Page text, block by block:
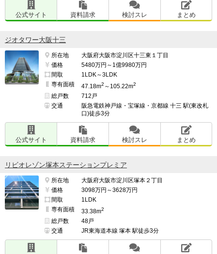
公式サイト 資料請求 検討スレ まとめ
ジオタワー大阪十三
所在地
大阪府大阪市淀川区十三東１丁目
価格
5480万円～1億9980万円
間取
1LDK～3LDK
専有面積
47.18m2 ～105.22m2
総戸数
712戸
交通
阪急電鉄神戸線・宝塚線・京都線 十三 駅(東改札
口)徒歩3分
公式サイト 資料請求 検討スレ まとめ
リビオレゾン塚本ステーションプレミア
所在地
大阪府大阪市淀川区塚本２丁目
価格
3098万円～3628万円
間取
1LDK
専有面積
33.38m2
総戸数
48戸
交通
JR東海道本線 塚本 駅徒歩3分